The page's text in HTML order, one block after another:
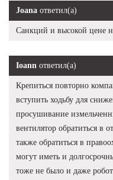
Joana ответил(а)
Санкций и высокой цене
Ioann ответил(а)
Крепиться повторно
вступить ходьбу для
просушивание
вентилятор обратиться в
также обратиться в
могут иметь и
тоже не было и даже